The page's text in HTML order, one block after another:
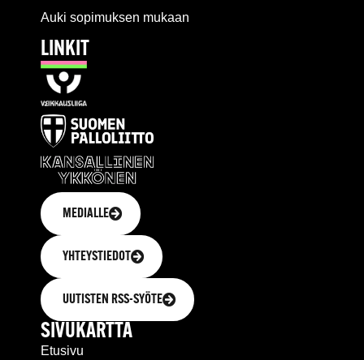
Auki sopimuksen mukaan
LINKIT
MEDIALLE
YHTEYSTIEDOT
UUTISTEN RSS-SYÖTE
SIVUKARTTA
Etusivu